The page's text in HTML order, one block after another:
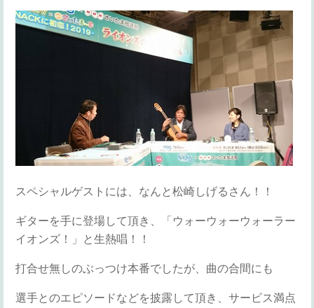
スペシャルゲストには、なんと松崎しげるさん！！
ギターを手に登場して頂き、「ウォーウォーウォーラー
イオンズ！」と生熱唱！！
打合せ無しのぶっつけ本番でしたが、曲の合間にも
選手とのエピソードなどを披露して頂き、サービス満点